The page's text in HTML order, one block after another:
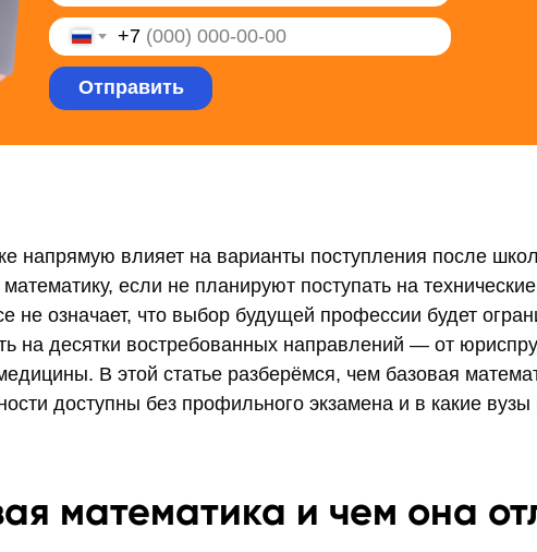
+7
Отправить
напрямую влияет на варианты поступления после
если не планируют поступать на
не означает, что выбор будущей профессии будет
на десятки востребованных направлений — от
В этой статье разберёмся, чем базовая
доступны без профильного экзамена и в какие
математика и чем она